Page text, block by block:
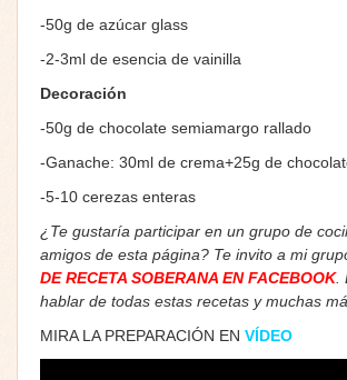
-50g de azúcar glass
-2-3ml de esencia de vainilla
Decoración
-50g de chocolate semiamargo rallado
-Ganache: 30ml de crema+25g de
-5-10 cerezas enteras
¿Te gustaría participar en un grupo de
amigos de esta página? Te invito a mi
DE RECETA SOBERANA EN FACEBOOK.
hablar de todas estas recetas y muchas
MIRA LA PREPARACIÓN EN VÍDEO